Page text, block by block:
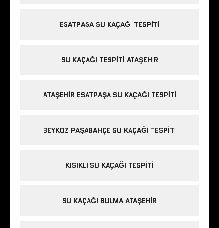
ESATPAŞA SU KAÇAĞI TESPITI
SU KAÇAĞI TESPITI ATAŞEHIR
ATAŞEHIR ESATPAŞA SU KAÇAĞI TESPITI
BEYKOZ PAŞABAHÇE SU KAÇAĞI TESPITI
KISIKLI SU KAÇAĞI TESPITI
SU KAÇAĞI BULMA ATAŞEHIR